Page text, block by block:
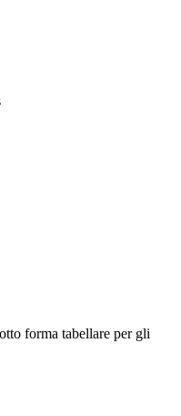
forma tabellare per gli